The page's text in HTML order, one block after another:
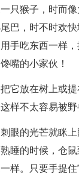
只猴子，时而
巴，时不时欢
手吃东西一样
嘴的小家伙！
放在树上或提
样不太容易被
的光芒就眯上
睡的时候，仓
样。只要手提